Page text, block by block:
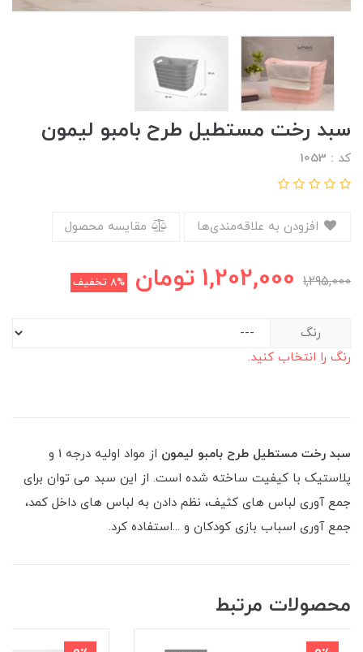
سبد رخت مستطیل طرح بامبو لیمون
کد : 1053
مقایسه محصول
1,295,000
1,202,000 تومان 8% تخفیف
رنگ
رنگ را انتخاب کنید.
سبد رخت مستطیل طرح بامبو لیمون
از مواد اولیه درجه 1 و
پلاستیک با کیفیت ساخته شده است. از این سبد می توان برای
جمع آوری لباس های کثیف، نظم دادن به لباس های داخل کمد،
جمع آوری اسباب بازی کودکان و ...استفاده کرد.
محصولات مرتبط